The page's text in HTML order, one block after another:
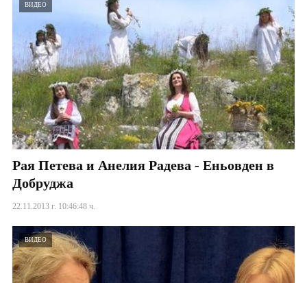
ВИДЕО
Рая Петева и Анелия Радева - Еньовден в
Добруджа
22.11.2013 г. 10:46:48 ч.
ВИДЕО